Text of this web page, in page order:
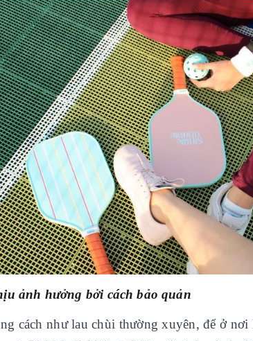
ảnh hưởng bởi cách bảo quản
cách như lau chùi thường xuyên, để ở